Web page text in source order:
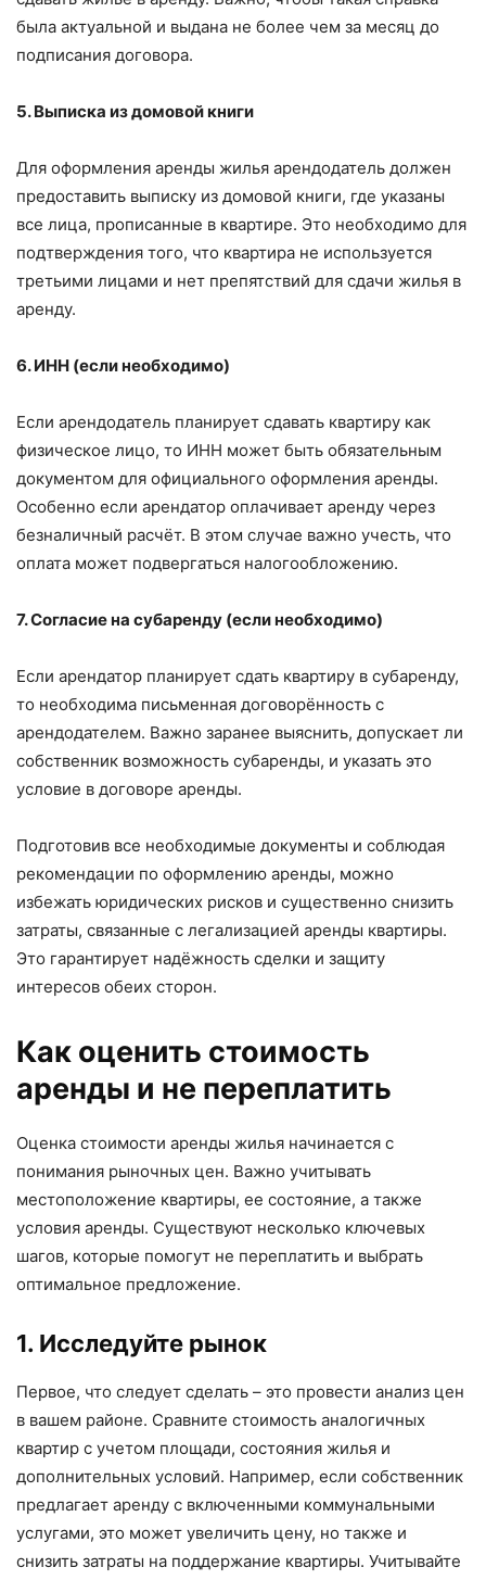
была актуальной и выдана не более чем за месяц до
подписания договора.
5. Выписка из домовой книги
Для оформления аренды жилья арендодатель должен
предоставить выписку из домовой книги, где указаны
все лица, прописанные в квартире. Это необходимо для
подтверждения того, что квартира не используется
третьими лицами и нет препятствий для сдачи жилья в
аренду.
6. ИНН (если необходимо)
Если арендодатель планирует сдавать квартиру как
физическое лицо, то ИНН может быть обязательным
документом для официального оформления аренды.
Особенно если арендатор оплачивает аренду через
безналичный расчёт. В этом случае важно учесть, что
оплата может подвергаться налогообложению.
7. Согласие на субаренду (если необходимо)
Если арендатор планирует сдать квартиру в субаренду,
то необходима письменная договорённость с
арендодателем. Важно заранее выяснить, допускает ли
собственник возможность субаренды, и указать это
условие в договоре аренды.
Подготовив все необходимые документы и соблюдая
рекомендации по оформлению аренды, можно
избежать юридических рисков и существенно снизить
затраты, связанные с легализацией аренды квартиры.
Это гарантирует надёжность сделки и защиту
интересов обеих сторон.
Как оценить стоимость
аренды и не переплатить
Оценка стоимости аренды жилья начинается с
понимания рыночных цен. Важно учитывать
местоположение квартиры, ее состояние, а также
условия аренды. Существуют несколько ключевых
шагов, которые помогут не переплатить и выбрать
оптимальное предложение.
1. Исследуйте рынок
Первое, что следует сделать – это провести анализ цен
в вашем районе. Сравните стоимость аналогичных
квартир с учетом площади, состояния жилья и
дополнительных условий. Например, если собственник
предлагает аренду с включенными коммунальными
услугами, это может увеличить цену, но также и
снизить затраты на поддержание квартиры. Учитывайте